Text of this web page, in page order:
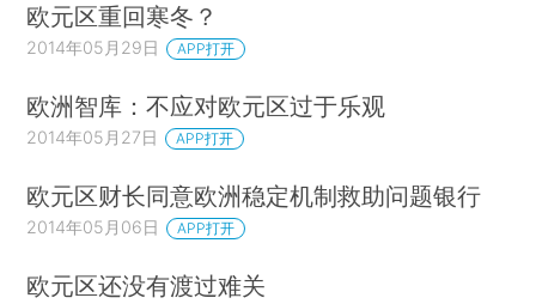
欧元区重回寒冬？
2014年05月29日 APP打开
欧洲智库：不应对欧元区过于乐观
2014年05月27日 APP打开
欧元区财长同意欧洲稳定机制救助问题银行
2014年05月06日 APP打开
欧元区还没有渡过难关